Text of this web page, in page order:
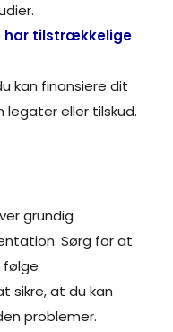
har tilstrækkelige
kan finansiere dit
legater eller tilskud.
grundig
Sørg for at
følge
sikre, at du kan
problemer.